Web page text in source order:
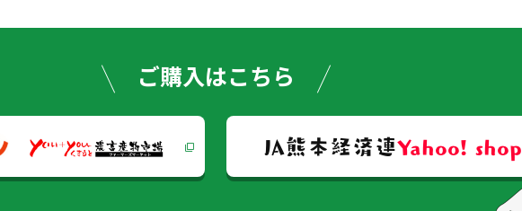
ビ
ゲー
ショ
ン
ご購入はこちら
JA熊本経済連Yahoo! shop